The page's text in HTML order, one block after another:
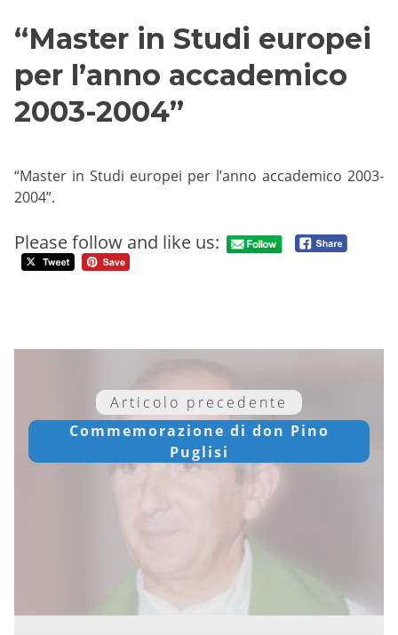
“Master in Studi europei
per l’anno accademico
2003-2004”
“Master in Studi europei per l’anno accademico 2003-
2004”.
Please follow and like us:
Articolo precedente
Commemorazione di don Pino
Puglisi